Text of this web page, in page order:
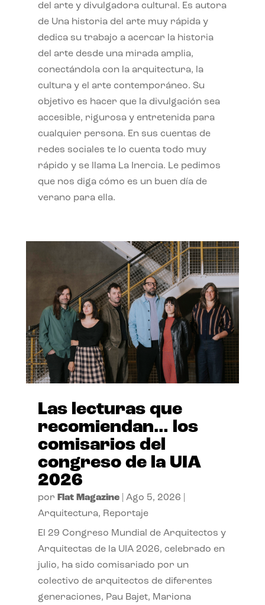
del arte y divulgadora cultural. Es autora
de Una historia del arte muy rápida y
dedica su trabajo a acercar la historia
del arte desde una mirada amplia,
conectándola con la arquitectura, la
cultura y el arte contemporáneo. Su
objetivo es hacer que la divulgación sea
accesible, rigurosa y entretenida para
cualquier persona. En sus cuentas de
redes sociales te lo cuenta todo muy
rápido y se llama La Inercia. Le pedimos
que nos diga cómo es un buen día de
verano para ella.
Las lecturas que
recomiendan… los
comisarios del
congreso de la UIA
2026
por Flat Magazine| Ago 5, 2026
Arquitectura, Reportaje
El 29 Congreso Mundial de Arquitectos y
Arquitectas de la UIA 2026, celebrado en
julio, ha sido comisariado por un
colectivo de arquitectos de diferentes
generaciones, Pau Bajet, Mariona